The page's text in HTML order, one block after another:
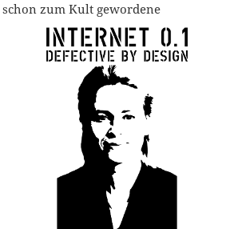
zum Kult gewordene